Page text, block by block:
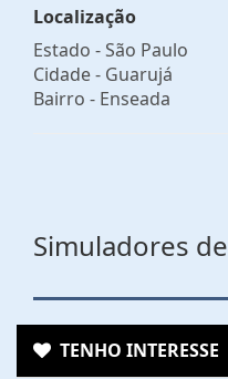
Localização
Estado -São Paulo
Cidade - Guarujá
Bairro - Enseada
Simuladores de
TENHO INTERESSE